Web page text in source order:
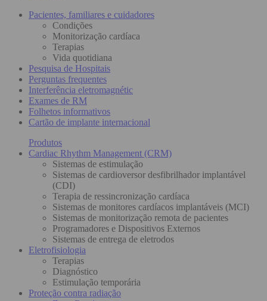
Pacientes, familiares e cuidadores
Condições
Monitorização cardíaca
Terapias
Vida quotidiana
Pesquisa de Hospitais
Perguntas frequentes
Interferência eletromagnétic
Exames de RM
Folhetos informativos
Cartão de implante internacional
Produtos
Cardiac Rhythm Management (CRM)
Sistemas de estimulação
Sistemas de cardioversor desfibrilhador implantável
(CDI)
Terapia de ressincronização cardíaca
Sistemas de monitores cardíacos implantáveis (MCI)
Sistemas de monitorização remota de pacientes
Programadores e Dispositivos Externos
Sistemas de entrega de eletrodos
Eletrofisiologia
Terapias
Diagnóstico
Estimulação temporária
Proteção contra radiação